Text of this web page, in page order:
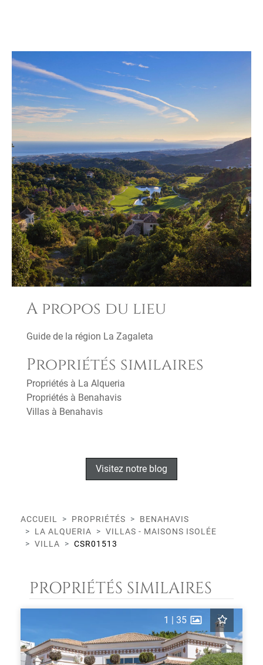
A propos du lieu
Guide de la région La Zagaleta
Propriétés similaires
Propriétés à La Alqueria
Propriétés à Benahavis
Villas à Benahavis
Visitez notre blog
ACCUEIL PROPRIÉTÉS
BENAHAVIS
LA ALQUERIA
VILLAS - MAISONS ISOLÉE
VILLA
CSR01513
PROPRIÉTÉS SIMILAIRES
1 | 35